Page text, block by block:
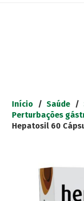
Início / Saúde /
Perturbações
Hepatosil 60